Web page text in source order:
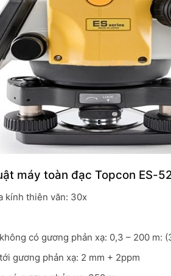
máy toàn đạc Topcon ES-
kính thiên văn: 30x
có gương phản xạ: 0,3 – 200 m:
gương phản xạ: 2 mm + 2ppm